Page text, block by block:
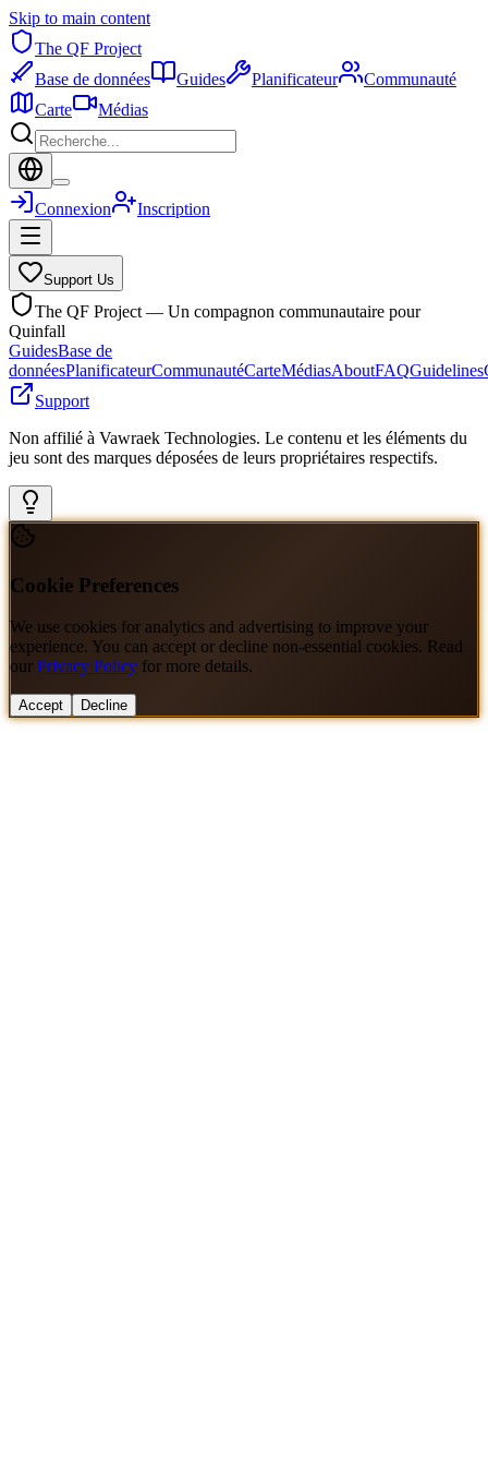
Skip to main content
The QF Project
Base de données
Guides Planificateur
Communauté
Carte
Médias
Connexion Inscription
Support Us
The QF Project — Un compagnon communautaire pour
Quinfall
GuidesBase de
donnéesPlanificateurCommunautéCarteMédiasAboutFAQGuidelines
Support
Non affilié à Vawraek Technologies. Le contenu et les éléments du
jeu sont des marques déposées de leurs propriétaires respectifs.
Cookie Preferences
We use cookies for analytics and advertising to improve your
experience. You can accept or decline non-essential cookies. Read
our Privacy Policy for more details.
Accept Decline